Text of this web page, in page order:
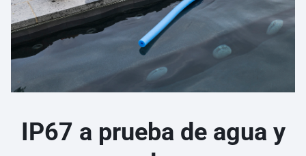
IP67 a prueba de agua y